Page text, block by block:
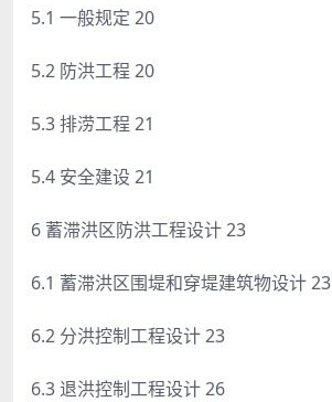
5.1 一般规定 20
5.2 防洪工程 20
5.3 排涝工程 21
5.4 安全建设 21
6 蓄滞洪区防洪工程设计 23
6.1 蓄滞洪区围堤和穿堤建筑物设计 23
6.2 分洪控制工程设计 23
6.3 退洪控制工程设计 26